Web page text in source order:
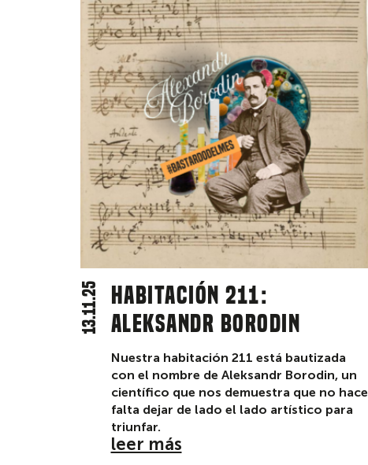
Habitación 211:
Aleksandr Borodin
13.11.25
Nuestra habitación 211 está bautizada
con el nombre de Aleksandr Borodin, un
científico que nos demuestra que no hace
falta dejar de lado el lado artístico para
triunfar.
leer más